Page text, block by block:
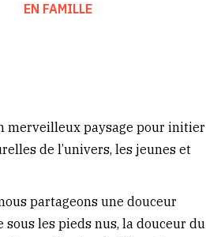
EN FAMILLE
merveilleux paysage pour initier
de l’univers, les jeunes et
partageons une douceur
les pieds nus, la douceur du